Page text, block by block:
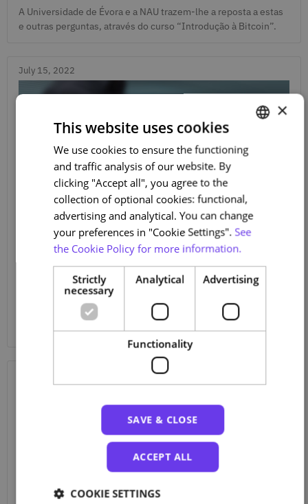
A Universidade de Évora e a NAU trazem-lhe a reposta a estas
e outras perguntas, através do curso “Introdução à Bitcoin”.
July 15, 2022
As potencialidades dos MOOCs para a
sua instituição
July 15, 2022
Categories
Descubra como esta Plataforma pode elevar o desempenho da
sua Instituição e consequentemente dos seus colaboradores.
PORTUGUESE
ENGLISH
×
This website uses cookies
We use cookies to ensure the functioning
and traffic analysis of our website. By
clicking "Accept all", you agree to the
collection of optional cookies: functional,
advertising and analytical. You can change
your preferences in "Cookie Settings". See
the Cookie Policy for more information.
Strictly
necessary
Analytical Advertising
Functionality
SAVE & CLOSE
ACCEPT ALL
COOKIE SETTINGS